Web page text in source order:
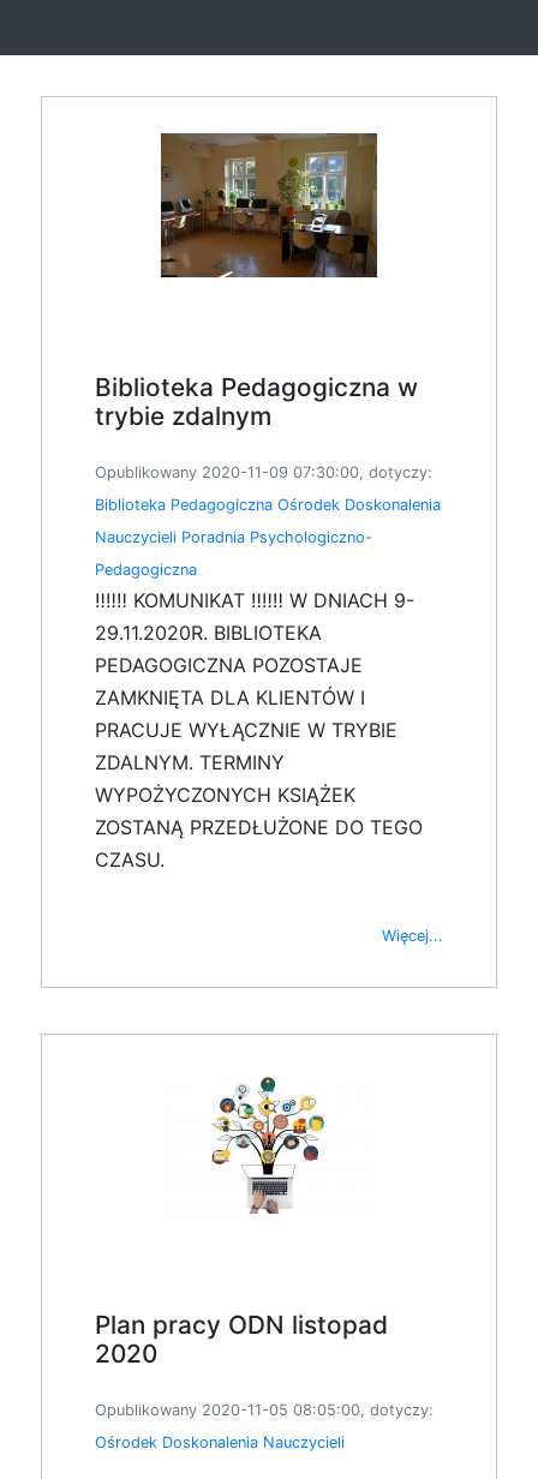
Biblioteka Pedagogiczna w
trybie zdalnym
Opublikowany 2020-11-09 07:30:00, dotyczy:
Biblioteka Pedagogiczna Ośrodek Doskonalenia
Nauczycieli Poradnia Psychologiczno-
Pedagogiczna
‼️‼️‼️ KOMUNIKAT ‼️‼️‼️ W DNIACH 9-
29.11.2020R. BIBLIOTEKA
PEDAGOGICZNA POZOSTAJE
ZAMKNIĘTA DLA KLIENTÓW I
PRACUJE WYŁĄCZNIE W TRYBIE
ZDALNYM. TERMINY
WYPOŻYCZONYCH KSIĄŻEK
ZOSTANĄ PRZEDŁUŻONE DO TEGO
CZASU.
Więcej...
Plan pracy ODN listopad
2020
Opublikowany 2020-11-05 08:05:00, dotyczy:
Ośrodek Doskonalenia Nauczycieli